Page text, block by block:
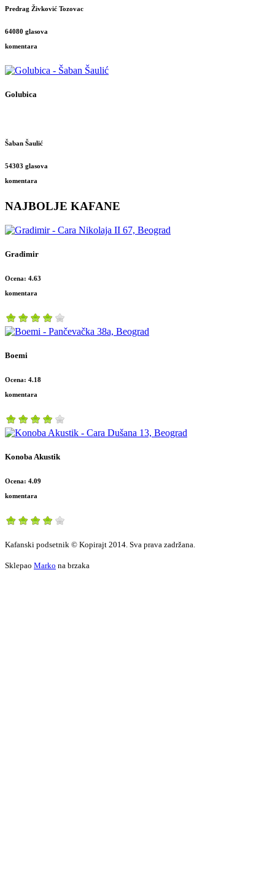
Predrag Živković Tozovac
64080 glasova
komentara
Golubica
Šaban Šaulić
54303 glasova
komentara
NAJBOLJE KAFANE
Gradimir
Ocena: 4.63
komentara
Boemi
Ocena: 4.18
komentara
Konoba Akustik
Ocena: 4.09
komentara
Kafanski podsetnik © Kopirajt 2014. Sva prava zadržana.
Sklepao Marko na brzaka